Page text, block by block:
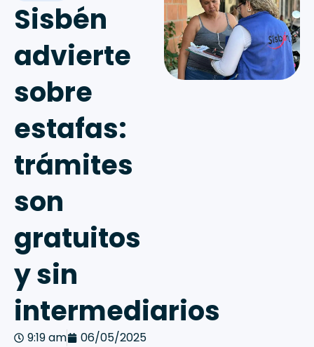
Sisbén
advierte
sobre
estafas:
trámites
son
gratuitos
y sin
intermediarios
9:19 am 06/05/2025